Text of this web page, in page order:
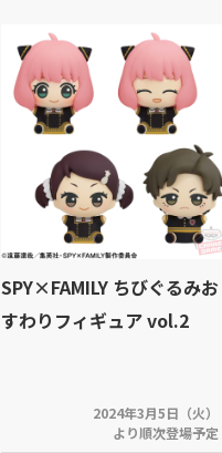
SPY×FAMILY ちびぐるみお
すわりフィギュア vol.2
2024年3月5日（火）
より順次登場予定